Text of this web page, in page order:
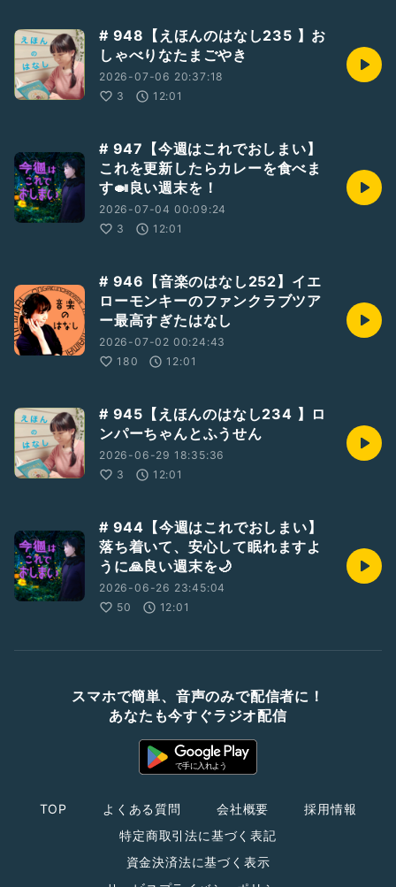
# 948【えほんのはなし235 】お
しゃべりなたまごやき
2026-07-06 20:37:18
3
12:01
# 947【今週はこれでおしまい】
これを更新したらカレーを食べま
す🍛良い週末を！
2026-07-04 00:09:24
3
12:01
# 946【音楽のはなし252】イエ
ローモンキーのファンクラブツア
ー最高すぎたはなし
2026-07-02 00:24:43
180
12:01
# 945【えほんのはなし234 】ロ
ンパーちゃんとふうせん
2026-06-29 18:35:36
3
12:01
# 944【今週はこれでおしまい】
落ち着いて、安心して眠れますよ
うに🙏良い週末を🌙
2026-06-26 23:45:04
50
12:01
スマホで簡単、音声のみで配信者に！
あなたも今すぐラジオ配信
TOP よくある質問 会社概要
採用情報
特定商取引法に基づく表記
資金決済法に基づく表示